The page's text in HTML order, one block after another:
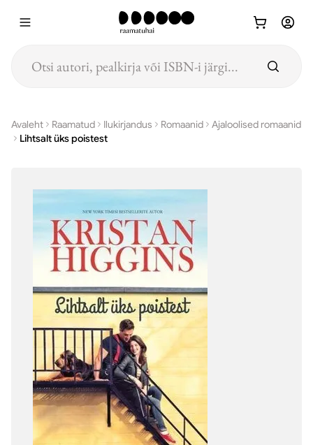
Avaleht Raamatud Ilukirjandus Romaanid
Ajaloolised romaanid
Lihtsalt üks poistest